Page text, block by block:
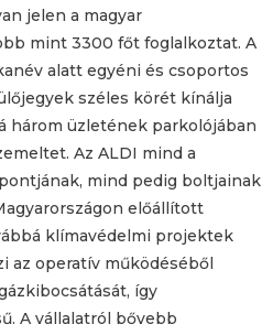
jelen a magyar
mint 3300 főt foglalkoztat. A
alatt egyéni és csoportos
széles körét kínálja
három üzletének parkolójában
Az ALDI mind a
mind pedig boltjainak
előállított
klímavédelmi projektek
az operatív működéséből
így
A vállalatról bővebb